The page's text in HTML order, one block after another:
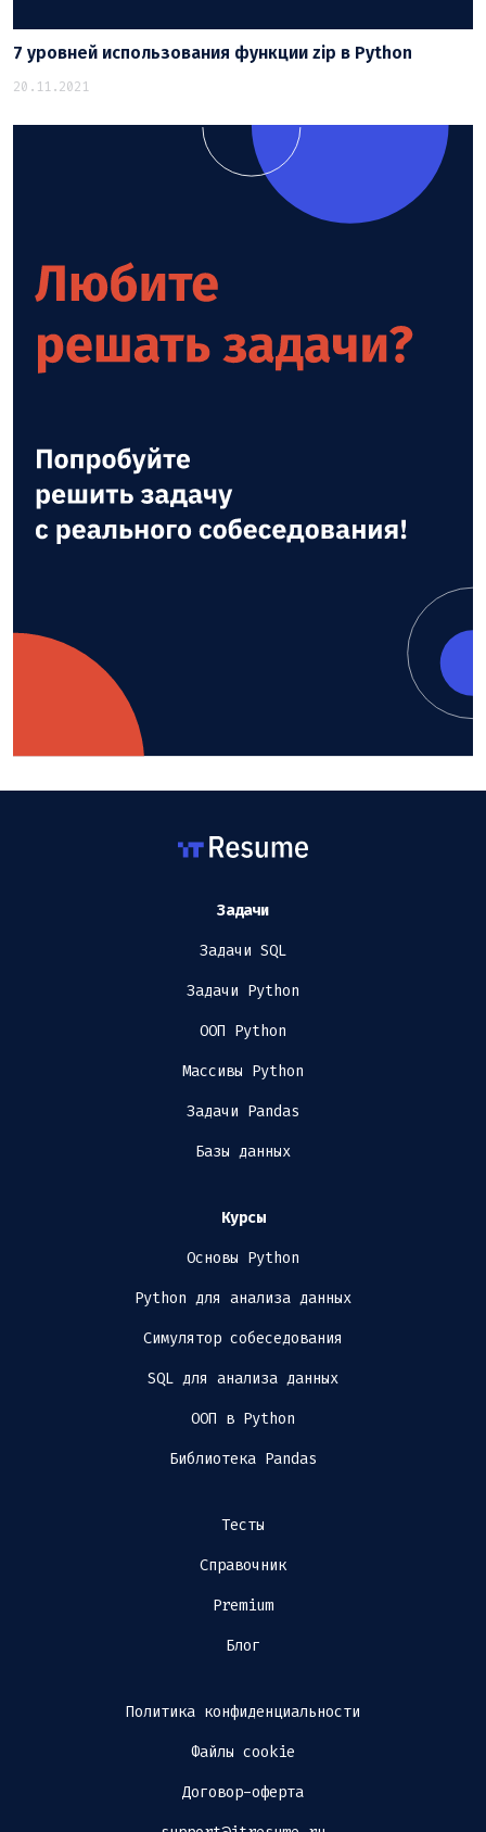
7 уровней использования функции zip в Python
20.11.2021
Задачи
Задачи SQL
Задачи Python
ООП Python
Массивы Python
Задачи Pandas
Базы данных
Курсы
Основы Python
Python для анализа данных
Симулятор собеседования
SQL для анализа данных
ООП в Python
Библиотека Pandas
Тесты
Справочник
Premium
Блог
Политика конфиденциальности
Файлы cookie
Договор-оферта